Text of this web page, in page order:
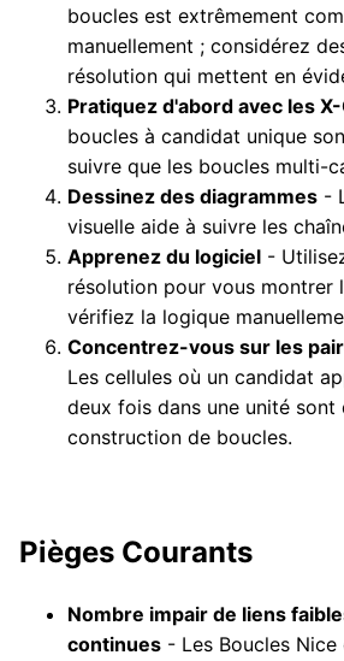
boucles est extrêmement
manuellement ; considérez
résolution qui mettent en
Pratiquez d'abord avec les
boucles à candidat unique
suivre que les boucles multi-
Dessinez des diagrammes -
visuelle aide à suivre les
Apprenez du logiciel -
résolution pour vous montrer
vérifiez la logique
Concentrez-vous sur les
Les cellules où un candidat
deux fois dans une unité sont
construction de boucles.
Pièges Courants
Nombre impair de liens
continues - Les Boucles Nice